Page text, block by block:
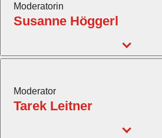
Moderatorin
Susanne Höggerl
Moderator
Tarek Leitner